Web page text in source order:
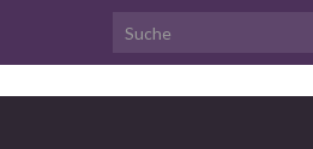
Search for: